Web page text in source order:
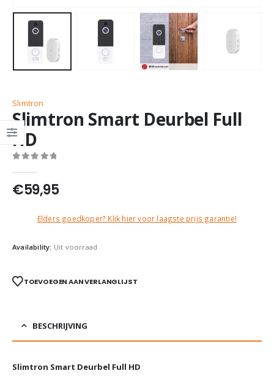
Slimtron
Slimtron Smart Deurbel Full
HD
€59,95
Elders goedkoper? Klik hier voor laagste prijs garantie!
Availability: Uit voorraad
TOEVOEGEN AAN VERLANGLIJST
BESCHRIJVING
Slimtron Smart Deurbel Full HD